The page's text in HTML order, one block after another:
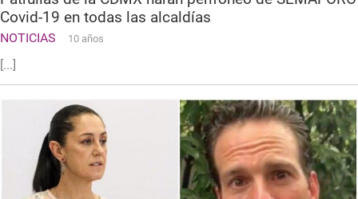
Covid-19 en todas las alcaldías
NOTICIAS 10 años
[...]